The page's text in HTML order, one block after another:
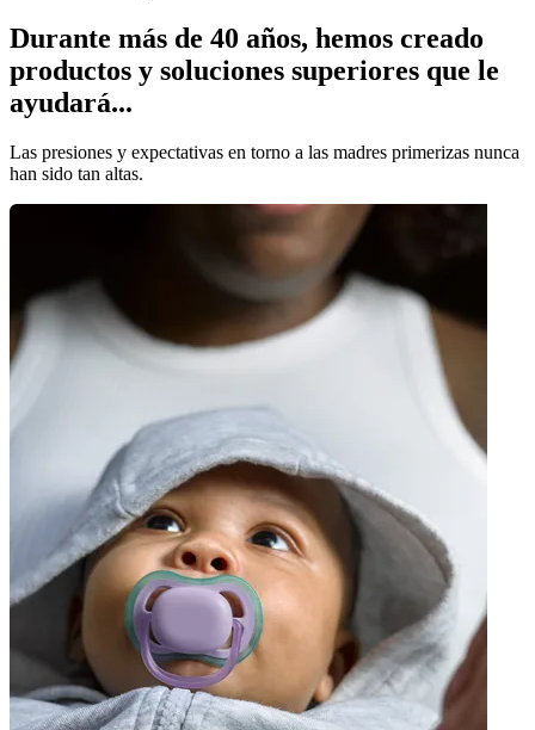
Durante más de 40 años, hemos creado
productos y soluciones superiores que le
ayudará...
Las presiones y expectativas en torno a las madres primerizas nunca
han sido tan altas.